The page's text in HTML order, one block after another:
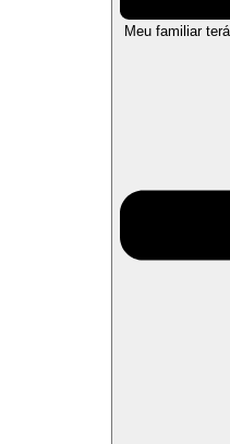
Meu familiar